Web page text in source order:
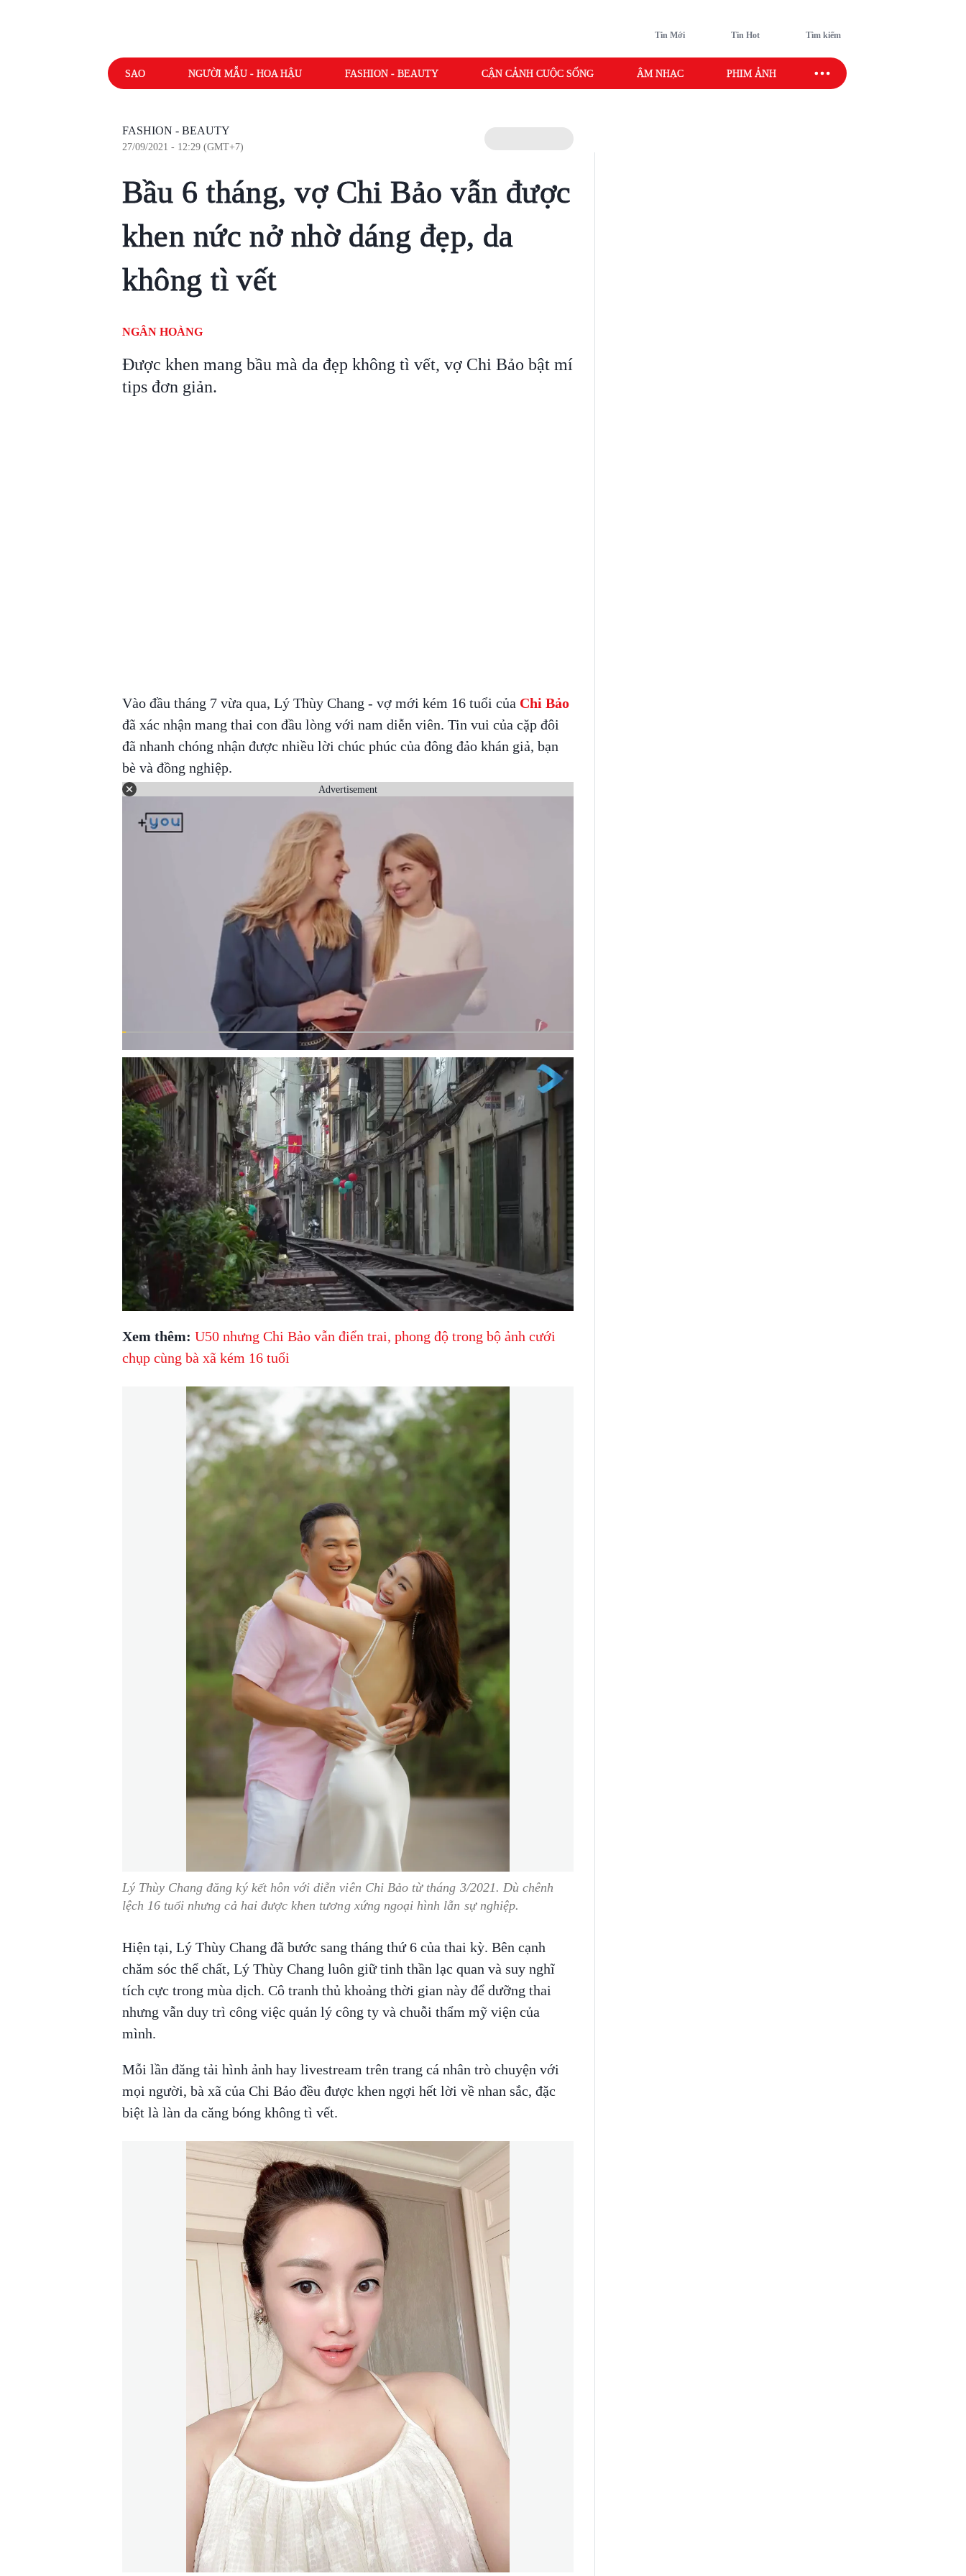
Tin Mới Tin Hot Tìm kiếm
SAO NGƯỜI MẪU - HOA HẬU FASHION - BEAUTY CẬN CẢNH CUỘC SỐNG ÂM NHẠC PHIM ẢNH SAO SPORT
FASHION - BEAUTY
27/09/2021 - 12:29 (GMT+7)
Bầu 6 tháng, vợ Chi Bảo vẫn được
khen nức nở nhờ dáng đẹp, da
không tì vết
NGÂN HOÀNG
Được khen mang bầu mà da đẹp không tì vết, vợ Chi Bảo bật mí
tips đơn giản.
Vào đầu tháng 7 vừa qua, Lý Thùy Chang - vợ mới kém 16 tuổi của Chi Bảo
đã xác nhận mang thai con đầu lòng với nam diễn viên. Tin vui của cặp đôi
đã nhanh chóng nhận được nhiều lời chúc phúc của đông đảo khán giả, bạn
bè và đồng nghiệp.
Advertisement
Xem thêm: U50 nhưng Chi Bảo vẫn điển trai, phong độ trong bộ ảnh cưới
chụp cùng bà xã kém 16 tuổi
Lý Thùy Chang đăng ký kết hôn với diễn viên Chi Bảo từ tháng 3/2021. Dù chênh
lệch 16 tuổi nhưng cả hai được khen tương xứng ngoại hình lẫn sự nghiệp.
Hiện tại, Lý Thùy Chang đã bước sang tháng thứ 6 của thai kỳ. Bên cạnh
chăm sóc thể chất, Lý Thùy Chang luôn giữ tinh thần lạc quan và suy nghĩ
tích cực trong mùa dịch. Cô tranh thủ khoảng thời gian này để dưỡng thai
nhưng vẫn duy trì công việc quản lý công ty và chuỗi thẩm mỹ viện của
mình.
Mỗi lần đăng tải hình ảnh hay livestream trên trang cá nhân trò chuyện với
mọi người, bà xã của Chi Bảo đều được khen ngợi hết lời về nhan sắc, đặc
biệt là làn da căng bóng không tì vết.